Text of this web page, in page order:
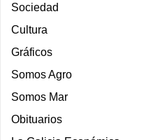
Sociedad
Cultura
Gráficos
Somos Agro
Somos Mar
Obituarios